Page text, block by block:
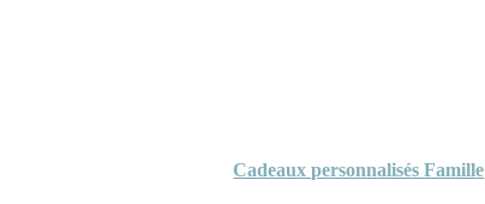
Cadeaux personnalisés Famille